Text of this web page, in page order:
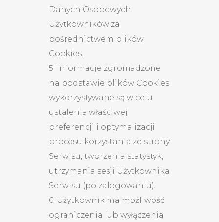
Danych Osobowych
Użytkowników za
pośrednictwem plików
Cookies.
5. Informacje zgromadzone
na podstawie plików Cookies
wykorzystywane są w celu
ustalenia właściwej
preferencji i optymalizacji
procesu korzystania ze strony
Serwisu, tworzenia statystyk,
utrzymania sesji Użytkownika
Serwisu (po zalogowaniu).
6. Użytkownik ma możliwość
ograniczenia lub wyłączenia